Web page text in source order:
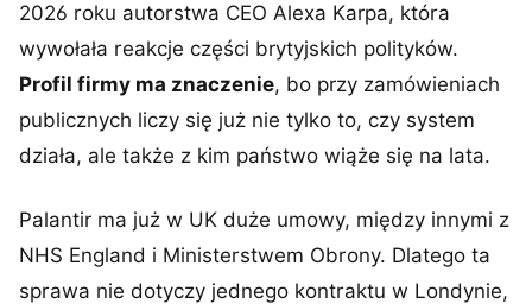
2026 roku autorstwa CEO Alexa Karpa, która
wywołała reakcje części brytyjskich polityków.
Profil firmy ma znaczenie, bo przy zamówieniach
publicznych liczy się już nie tylko to, czy system
działa, ale także z kim państwo wiąże się na lata.
Palantir ma już w UK duże umowy, między innymi z
NHS England i Ministerstwem Obrony. Dlatego ta
sprawa nie dotyczy jednego kontraktu w Londynie,